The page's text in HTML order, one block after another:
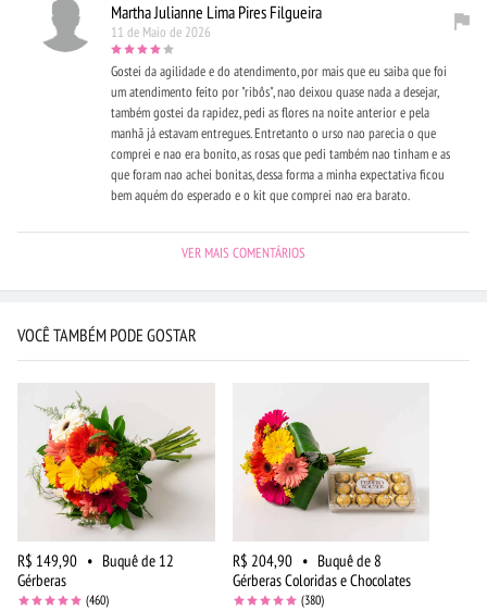
Martha Julianne Lima Pires Filgueira
11 de Maio de 2026
Gostei da agilidade e do atendimento, por mais que eu saiba que foi
um atendimento feito por "ribôs", nao deixou quase nada a desejar,
também gostei da rapidez, pedi as flores na noite anterior e pela
manhã já estavam entregues. Entretanto o urso nao parecia o que
comprei e nao era bonito, as rosas que pedi também nao tinham e as
que foram nao achei bonitas, dessa forma a minha expectativa ficou
bem aquém do esperado e o kit que comprei nao era barato.
VER MAIS COMENTÁRIOS
VOCÊ TAMBÉM PODE GOSTAR
R$ 149,90 • Buquê de 12
Gérberas
(460)
R$ 204,90 • Buquê de 8
Gérberas Coloridas e Chocolates
(380)